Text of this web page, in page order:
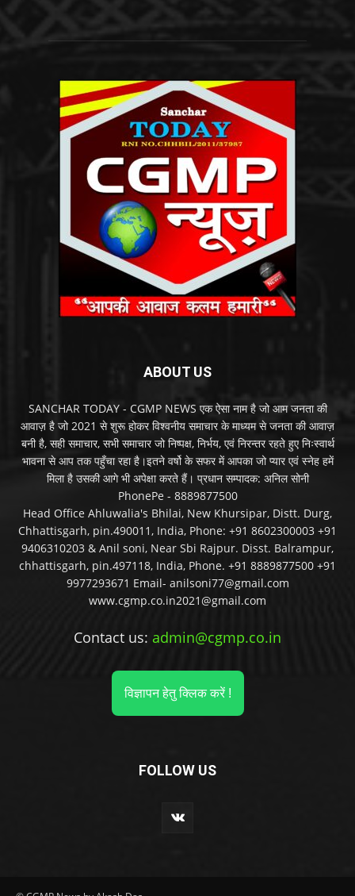
ABOUT US
SANCHAR TODAY - CGMP NEWS एक ऐसा नाम है जो आम जनता की
आवाज़ है जो 2021 से शुरू होकर विश्वनीय समाचार के माध्यम से जनता की आवाज़
बनी है, सही समाचार, सभी समाचार जो निष्पक्ष, निर्भय, एवं निरन्तर रहते हुए निःस्वार्थ
भावना से आप तक पहुँचा रहा है।इतने वर्षो के सफर में आपका जो प्यार एवं स्नेह हमें
मिला है उसकी आगे भी अपेक्षा करते हैं। प्रधान सम्पादक: अनिल सोनी
PhonePe - 8889877500
Head Office Ahluwalia's Bhilai, New Khursipar, Distt. Durg,
Chhattisgarh, pin.490011, India, Phone: +91 8602300003 +91
9406310203 & Anil soni, Near Sbi Rajpur. Disst. Balrampur,
chhattisgarh, pin.497118, India, Phone. +91 8889877500 +91
9977293671 Email- anilsoni77@gmail.com
www.cgmp.co.in2021@gmail.com
Contact us: admin@cgmp.co.in
विज्ञापन हेतु क्लिक करें !
FOLLOW US